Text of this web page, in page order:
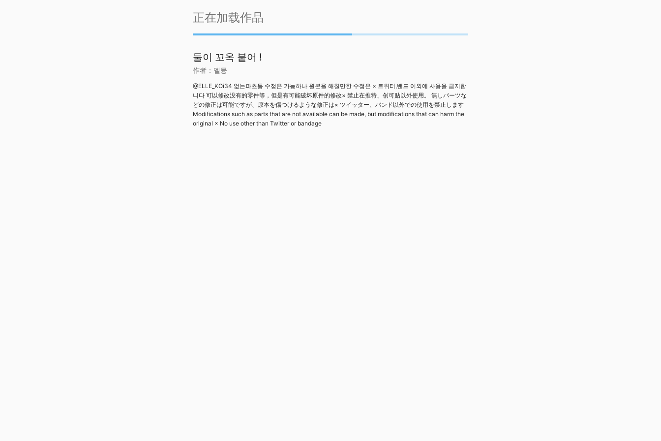
正在加载作品
둘이 꼬옥 붙어 !
作者： 엘뮹
@ELLE_KOi34 없는파츠등 수정은 가능하나 원본을 해칠만한 수정은 × 트위터,밴드 이외에 사용을 금지합
니다 可以修改没有的零件等，但是有可能破坏原件的修改× 禁止在推特、创可贴以外使用。 無しパーツな
どの修正は可能ですが、原本を傷つけるような修正は× ツイッター、バンド以外での使用を禁止します
Modifications such as parts that are not available can be made, but modifications that can harm the
original × No use other than Twitter or bandage